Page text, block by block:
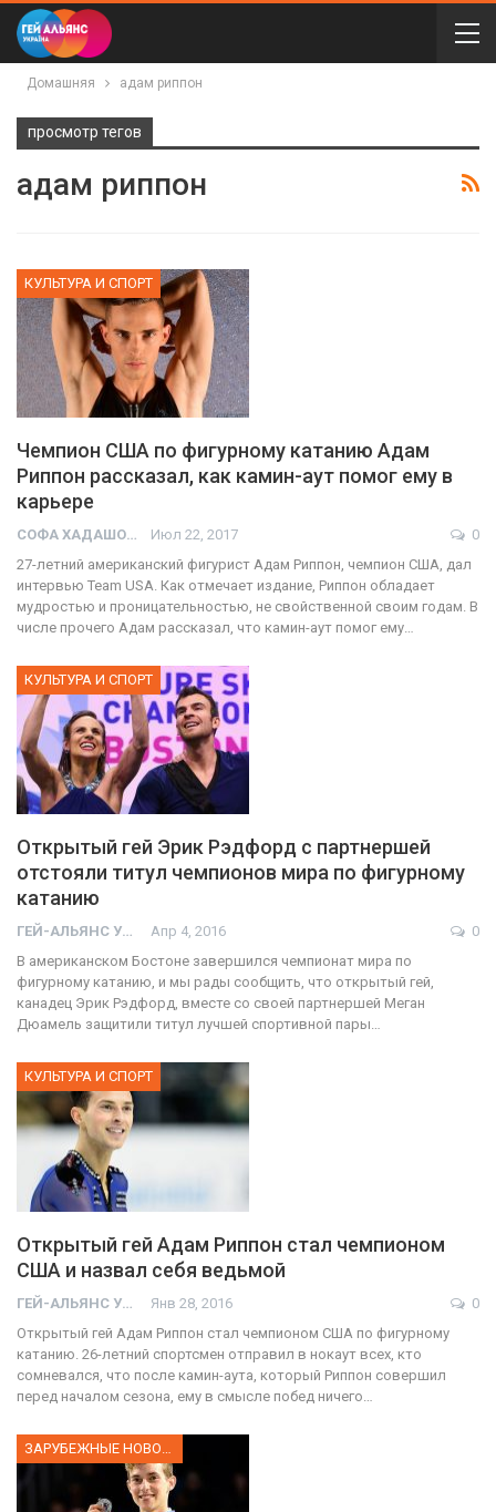
Домашняя адам риппон
просмотр тегов
адам риппон
КУЛЬТУРА И СПОРТ
Чемпион США по фигурному катанию Адам
Риппон рассказал, как камин-аут помог ему в
карьере
СОФА ХАДАШОТ Июл 22, 2017
0
27-летний американский фигурист Адам Риппон, чемпион США, дал
интервью Team USA. Как отмечает издание, Риппон обладает
мудростью и проницательностью, не свойственной своим годам. В
числе прочего Адам рассказал, что камин-аут помог ему…
КУЛЬТУРА И СПОРТ
Открытый гей Эрик Рэдфорд с партнершей
отстояли титул чемпионов мира по фигурному
катанию
ГЕЙ-АЛЬЯНС УКРАИНА Апр 4, 2016
0
В американском Бостоне завершился чемпионат мира по
фигурному катанию, и мы рады сообщить, что открытый гей,
канадец Эрик Рэдфорд, вместе со своей партнершей Меган
Дюамель защитили титул лучшей спортивной пары…
КУЛЬТУРА И СПОРТ
Открытый гей Адам Риппон стал чемпионом
США и назвал себя ведьмой
ГЕЙ-АЛЬЯНС УКРАИНА Янв 28, 2016
0
Открытый гей Адам Риппон стал чемпионом США по фигурному
катанию. 26-летний спортсмен отправил в нокаут всех, кто
сомневался, что после камин-аута, который Риппон совершил
перед началом сезона, ему в смысле побед ничего…